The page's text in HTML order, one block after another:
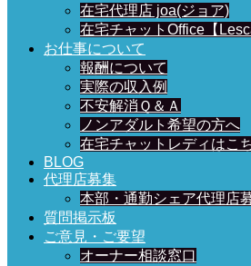
在宅代理店 joa(ジョア)
在宅チャットOffice【
お仕事について
報酬について
実際の収入例
不安解消Ｑ＆Ａ
ノンアダルト希望の方へ
在宅チャットレディはこ
BLOG
代理店募集
本部・通勤シェア代理店
質問掲示板
ご意見・ご要望
オーナー相談窓口